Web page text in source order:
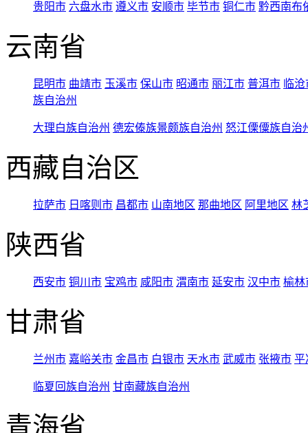
贵阳市 六盘水市 遵义市 安顺市 毕节市 铜仁市 黔西南布
云南省
昆明市 曲靖市 玉溪市 保山市 昭通市 丽江市 普洱市 临
族自治州
大理白族自治州 德宏傣族景颇族自治州 怒江傈僳族自治
西藏自治区
拉萨市 日喀则市 昌都市 山南地区 那曲地区 阿里地区 林
陕西省
西安市 铜川市 宝鸡市 咸阳市 渭南市 延安市 汉中市 榆林
甘肃省
兰州市 嘉峪关市 金昌市 白银市 天水市 武威市 张掖市 平
临夏回族自治州 甘南藏族自治州
青海省